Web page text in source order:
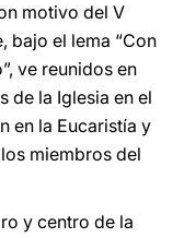
motivo del V
bajo el lema “Con
ve reunidos en
de la Iglesia en el
en la Eucaristía y
miembros del
y centro de la